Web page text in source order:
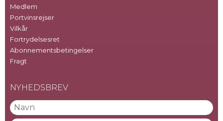
Medlem
Portvinsrejser
Vilkår
Fortrydelsesret
Abonnementsbetingelser
Fragt
NYHEDSBREV